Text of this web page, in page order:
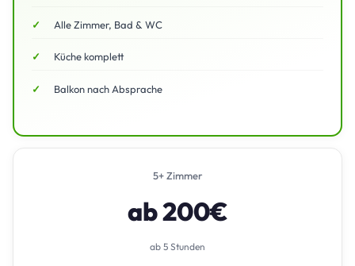
Alle Zimmer, Bad & WC
Küche komplett
Balkon nach Absprache
5+ Zimmer
ab 200€
ab 5 Stunden